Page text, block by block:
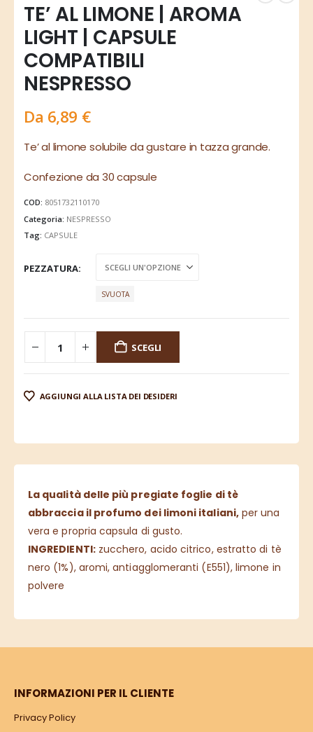
TE’ AL LIMONE | AROMA
LIGHT | CAPSULE
COMPATIBILI
NESPRESSO
Da 6,89 €
Te’ al limone solubile da gustare in tazza grande.
Confezione da 30 capsule
COD: 8051732110170
Categoria: NESPRESSO
Tag: CAPSULE
PEZZATURA
SVUOTA
SCEGLI
AGGIUNGI ALLA LISTA DEI DESIDERI
La qualità delle più pregiate foglie di tè
abbraccia il profumo dei limoni italiani,per una
vera e propria capsula di gusto.
INGREDIENTI:zucchero, acido citrico, estratto di tè
nero (1%), aromi, antiagglomeranti (E551), limone in
polvere
INFORMAZIONI PER IL CLIENTE
Privacy Policy